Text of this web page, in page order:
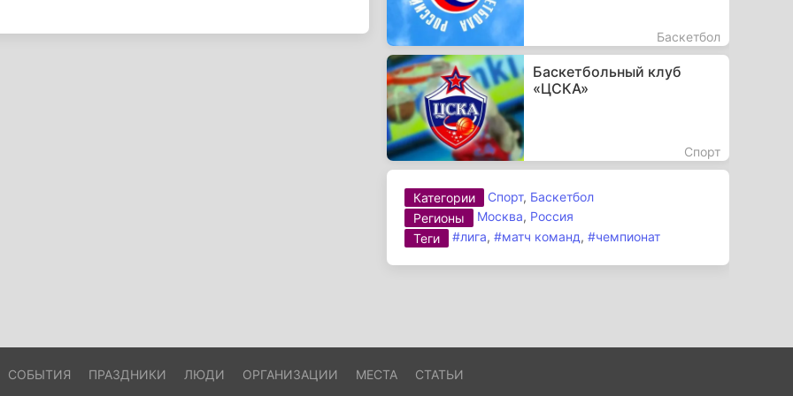
Баскетбол
Баскетбольный клуб
«ЦСКА»
Спорт
Категории Спорт, Баскетбол
Регионы
Москва, Россия
Теги
#лига,#матч команд,#чемпионат
СОБЫТИЯ ПРАЗДНИКИ ЛЮДИ ОРГАНИЗАЦИИ МЕСТА СТАТЬИ